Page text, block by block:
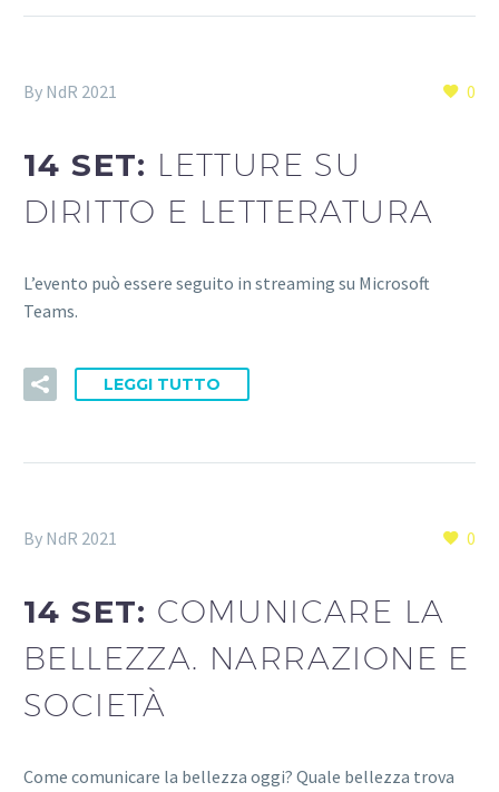
0
By NdR 2021
14 SET: LETTURE SU
DIRITTO E LETTERATURA
L’evento può essere seguito in streaming su Microsoft
Teams.
LEGGI TUTTO
0
By NdR 2021
14 SET: COMUNICARE LA
BELLEZZA. NARRAZIONE E
SOCIETÀ
Come comunicare la bellezza oggi? Quale bellezza trova